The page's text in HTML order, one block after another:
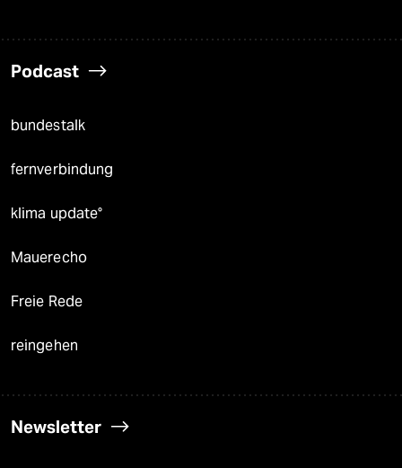
Podcast
bundestalk
fernverbindung
klima update°
Mauerecho
Freie Rede
reingehen
Newsletter